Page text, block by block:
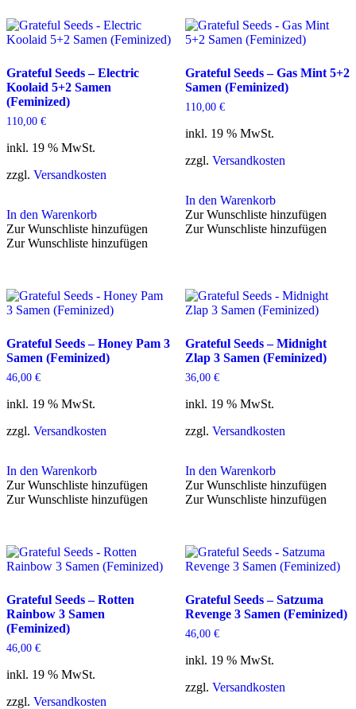
Optionen
können
der
Produktseite
gewählt
werden
Grateful Seeds – Electric
Koolaid 5+2 Samen
(Feminized)
110,00 €
inkl. 19 % MwSt.
zzgl. Versandkosten
In den Warenkorb
Zur Wunschliste hinzufügen
Zur Wunschliste hinzufügen
Grateful Seeds – Gas Mint 5+2
Samen (Feminized)
110,00 €
inkl. 19 % MwSt.
zzgl. Versandkosten
In den Warenkorb
Zur Wunschliste hinzufügen
Zur Wunschliste hinzufügen
Grateful Seeds – Honey Pam 3
Samen (Feminized)
46,00 €
inkl. 19 % MwSt.
zzgl. Versandkosten
In den Warenkorb
Zur Wunschliste hinzufügen
Zur Wunschliste hinzufügen
Grateful Seeds – Midnight
Zlap 3 Samen (Feminized)
36,00 €
inkl. 19 % MwSt.
zzgl. Versandkosten
In den Warenkorb
Zur Wunschliste hinzufügen
Zur Wunschliste hinzufügen
Grateful Seeds – Rotten
Rainbow 3 Samen
(Feminized)
46,00 €
inkl. 19 % MwSt.
zzgl. Versandkosten
Grateful Seeds – Satzuma
Revenge 3 Samen (Feminized)
46,00 €
inkl. 19 % MwSt.
zzgl. Versandkosten